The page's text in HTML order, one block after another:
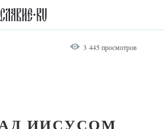
3 445 просмотров
ИИСУСОМ